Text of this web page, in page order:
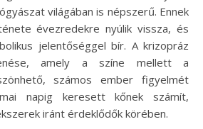
világában is népszerű. Ennek
évezredekre nyúlik vissza, és
jelentőséggel bír. A krizopráz
amely a színe mellett a
számos ember figyelmét
napig keresett kőnek számít,
iránt érdeklődők körében.